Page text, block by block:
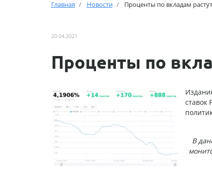
Главная Новости Проценты по вкладам растут
20.04.2021
Проценты по
ставок
В